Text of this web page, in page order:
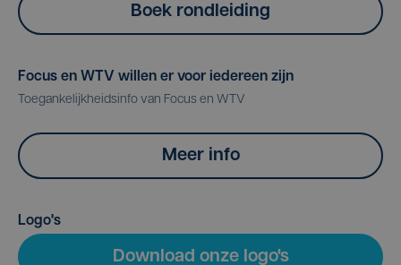
Boek rondleiding
Focus en WTV willen er voor iedereen zijn
Toegankelijkheidsinfo van Focus en WTV
Meer info
Logo's
Download onze logo's